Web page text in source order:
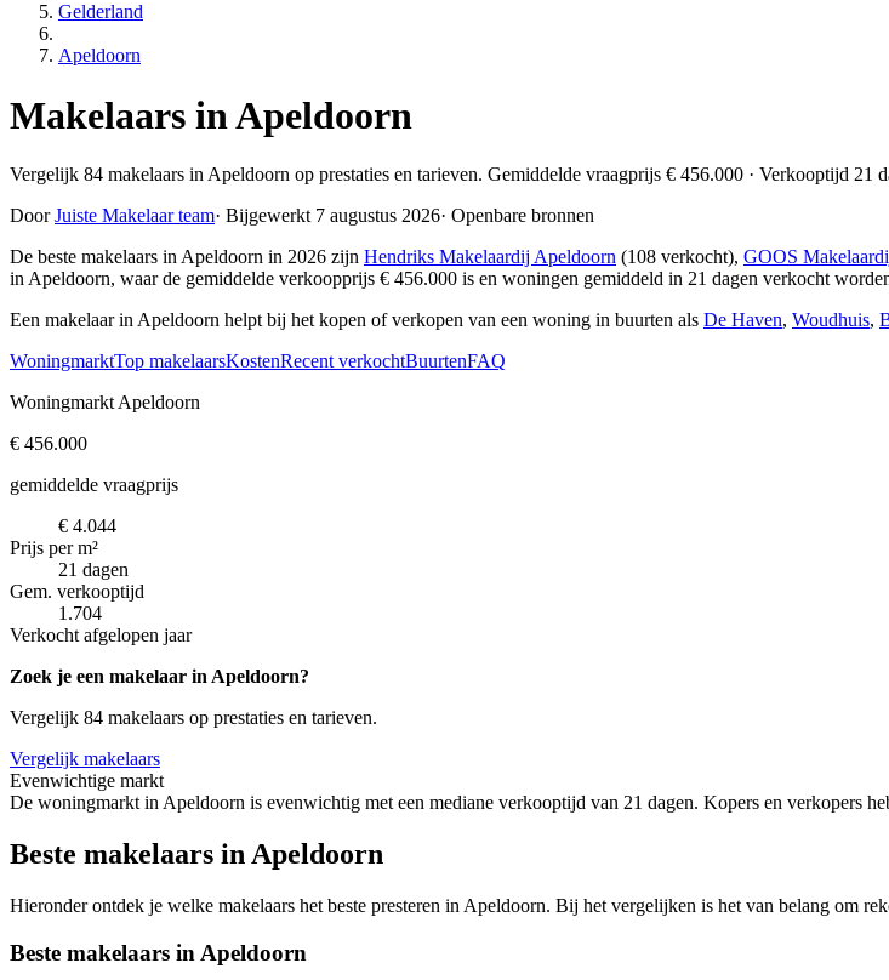
Gelderland
Apeldoorn
Makelaars in Apeldoorn
Vergelijk 84 makelaars in Apeldoorn op prestaties en tarieven. Gemiddelde vraagprijs € 456.000 · Verkooptijd 21
DoorJuiste Makelaar team· Bijgewerkt 7 augustus 2026· Openbare bronnen
De beste makelaars in Apeldoorn in 2026 zijn Hendriks Makelaardij Apeldoorn (108 verkocht), GOOS
in Apeldoorn, waar de gemiddelde verkoopprijs € 456.000 is en woningen gemiddeld in 21 dagen verkocht
Een makelaar in Apeldoorn helpt bij het kopen of verkopen van een woning in buurten als De Haven, Woudhuis,
WoningmarktTop makelaarsKostenRecent verkochtBuurtenFAQ
Woningmarkt Apeldoorn
€ 456.000
gemiddelde vraagprijs
€ 4.044
Prijs per m²
21 dagen
Gem. verkooptijd
1.704
Verkocht afgelopen jaar
Zoek je een makelaar in Apeldoorn?
Vergelijk 84 makelaars op prestaties en tarieven.
Vergelijk makelaars
Evenwichtige markt
De woningmarkt in Apeldoorn is evenwichtig met een mediane verkooptijd van 21 dagen. Kopers en verkopers
Beste makelaars in Apeldoorn
Hieronder ontdek je welke makelaars het beste presteren in Apeldoorn. Bij het vergelijken is het van belang om
Beste makelaars in Apeldoorn